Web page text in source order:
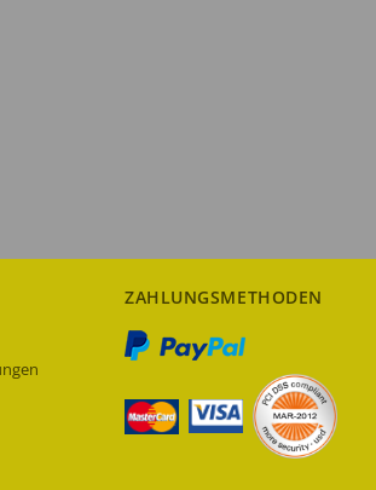
ZAHLUNGSMETHODEN